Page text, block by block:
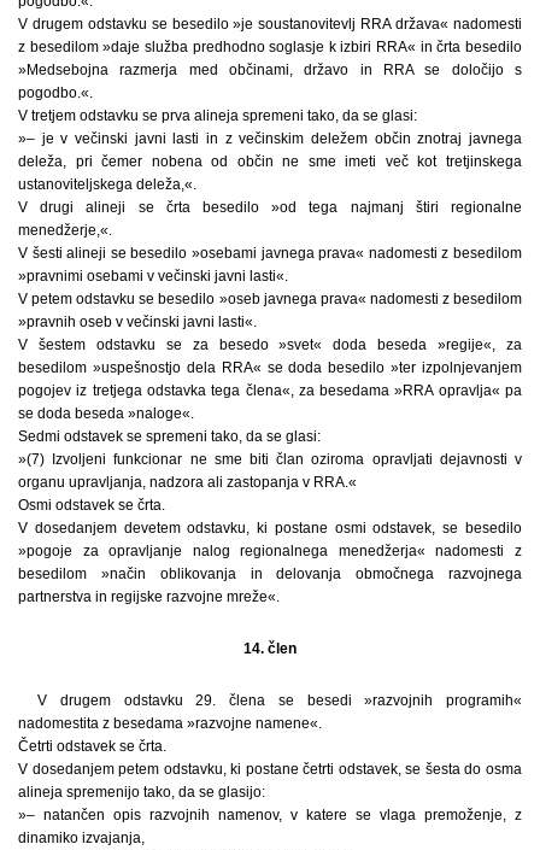
V drugem odstavku se besedilo »je soustanovitevlj RRA država« nadomesti
z besedilom »daje služba predhodno soglasje k izbiri RRA« in črta besedilo
»Medsebojna razmerja med občinami, državo in RRA se določijo s
pogodbo.«.
V tretjem odstavku se prva alineja spremeni tako, da se glasi:
»– je v večinski javni lasti in z večinskim deležem občin znotraj javnega
deleža, pri čemer nobena od občin ne sme imeti več kot tretjinskega
ustanoviteljskega deleža,«.
V drugi alineji se črta besedilo »od tega najmanj štiri regionalne
menedžerje,«.
V šesti alineji se besedilo »osebami javnega prava« nadomesti z besedilom
»pravnimi osebami v večinski javni lasti«.
V petem odstavku se besedilo »oseb javnega prava« nadomesti z besedilom
»pravnih oseb v večinski javni lasti«.
V šestem odstavku se za besedo »svet« doda beseda »regije«, za
besedilom »uspešnostjo dela RRA« se doda besedilo »ter izpolnjevanjem
pogojev iz tretjega odstavka tega člena«, za besedama »RRA opravlja« pa
se doda beseda »naloge«.
Sedmi odstavek se spremeni tako, da se glasi:
»(7) Izvoljeni funkcionar ne sme biti član oziroma opravljati dejavnosti v
organu upravljanja, nadzora ali zastopanja v RRA.«
Osmi odstavek se črta.
V dosedanjem devetem odstavku, ki postane osmi odstavek, se besedilo
»pogoje za opravljanje nalog regionalnega menedžerja« nadomesti z
besedilom »način oblikovanja in delovanja območnega razvojnega
partnerstva in regijske razvojne mreže«.
14. člen
V drugem odstavku 29. člena se besedi »razvojnih programih«
nadomestita z besedama »razvojne namene«.
Četrti odstavek se črta.
V dosedanjem petem odstavku, ki postane četrti odstavek, se šesta do osma
alineja spremenijo tako, da se glasijo:
»– natančen opis razvojnih namenov, v katere se vlaga premoženje, z
dinamiko izvajanja,